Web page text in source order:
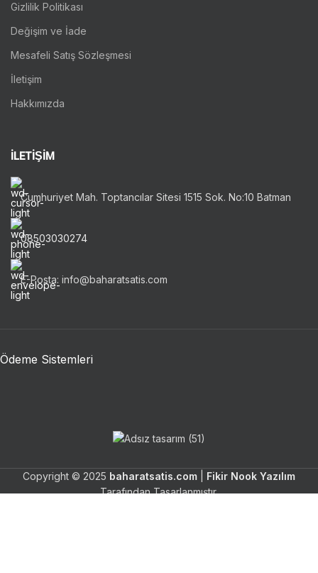
Gizlilik Politikası
Değişim ve İade
Mesafeli Satış Sözleşmesi
İletişim
Hakkımızda
İLETİŞİM
Cumhuriyet Mah. Toptancılar Sitesi 1515 Sok. No:10 Batman
08503030274
E-Posta: info@baharatsatis.com
Ödeme Sistemleri
Copyright © 2025 baharatsatis.com
Fikir Nook Yazılım
Tarafından Tasarlanmıştır.